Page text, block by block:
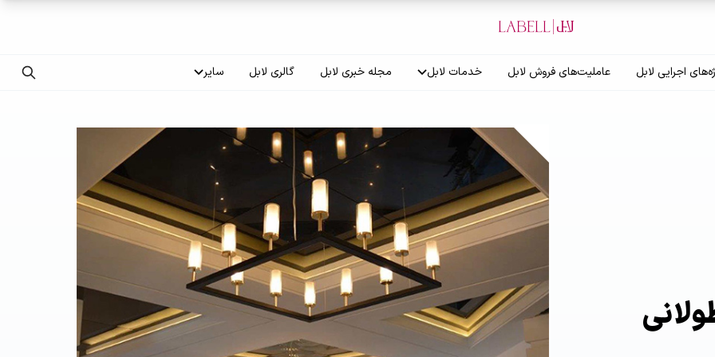
اجرایی لابل عاملیت‌های فروش لابل خدمات لابل
گارانتی لابل
مجله خبری لابل گالری لابل سایر
درباره ما
سوالات متداول
فرصت‌های شغلی